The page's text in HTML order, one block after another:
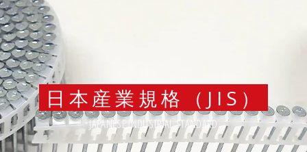
日本産業規格（JIS）
JAPANESE INDUSTRIAL STANDARD